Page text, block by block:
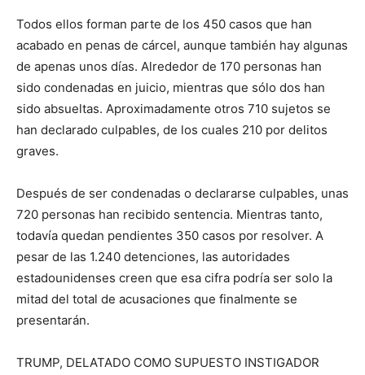
Todos ellos forman parte de los 450 casos que han
acabado en penas de cárcel, aunque también hay algunas
de apenas unos días. Alrededor de 170 personas han
sido condenadas en juicio, mientras que sólo dos han
sido absueltas. Aproximadamente otros 710 sujetos se
han declarado culpables, de los cuales 210 por delitos
graves.
Después de ser condenadas o declararse culpables, unas
720 personas han recibido sentencia. Mientras tanto,
todavía quedan pendientes 350 casos por resolver. A
pesar de las 1.240 detenciones, las autoridades
estadounidenses creen que esa cifra podría ser solo la
mitad del total de acusaciones que finalmente se
presentarán.
TRUMP, DELATADO COMO SUPUESTO INSTIGADOR